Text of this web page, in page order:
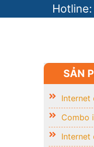
to
Hotline:
SẢN
Internet
Combo
Internet